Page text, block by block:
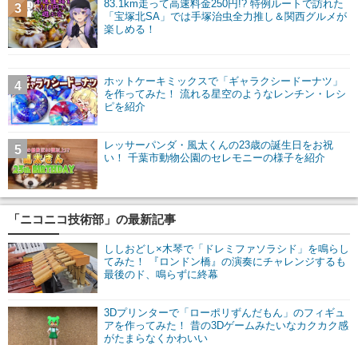
83.1km走って高速料金250円!? 特例ルートで訪れた
「宝塚北SA」では手塚治虫全力推し＆関西グルメが
楽しめる！
3
ホットケーキミックスで「ギャラクシードーナツ」
を作ってみた！ 流れる星空のようなレンチン・レシ
ピを紹介
4
レッサーパンダ・風太くんの23歳の誕生日をお祝
い！ 千葉市動物公園のセレモニーの様子を紹介
5
「ニコニコ技術部」の最新記事
ししおどし×木琴で「ドレミファソラシド」を鳴らし
てみた！ 『ロンドン橋』の演奏にチャレンジするも
最後のド、鳴らずに終幕
3Dプリンターで「ローポリずんだもん」のフィギュ
アを作ってみた！ 昔の3Dゲームみたいなカクカク感
がたまらなくかわいい